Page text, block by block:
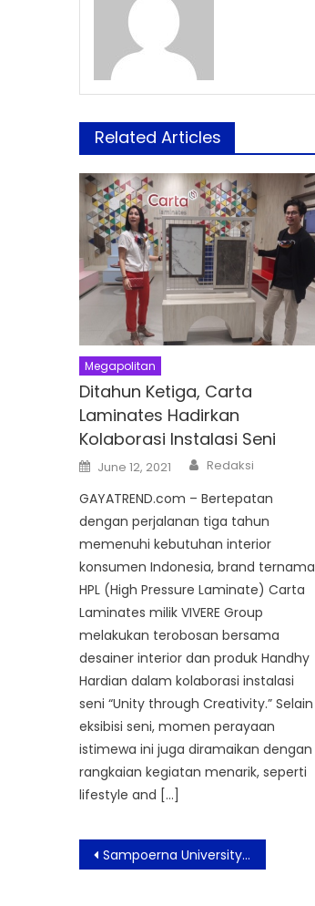
Related Articles
Megapolitan
Ditahun Ketiga, Carta
Laminates Hadirkan
Kolaborasi Instalasi Seni
Posted
on
June 12, 2021 Author
Redaksi
GAYATREND.com – Bertepatan
dengan perjalanan tiga tahun
memenuhi kebutuhan interior
konsumen Indonesia, brand ternama
HPL (High Pressure Laminate) Carta
Laminates milik VIVERE Group
melakukan terobosan bersama
desainer interior dan produk Handhy
Hardian dalam kolaborasi instalasi
seni “Unity through Creativity.” Selain
eksibisi seni, momen perayaan
istimewa ini juga diramaikan dengan
rangkaian kegiatan menarik, seperti
lifestyle and […]
Post
navigation
Sampoerna University Menghadirkan Program Sertifikasi Eksklusif Bersama CIMA dan AICPA